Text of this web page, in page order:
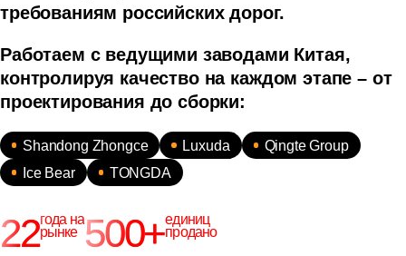
требованиям российских дорог.
Работаем с ведущими заводами Китая,
контролируя качество на каждом этапе – от
проектирования до сборки:
Shandong Zhongce Luxuda
Qingte Group
Ice Bear
TONGDA
22года на
рынке 500+единиц
продано